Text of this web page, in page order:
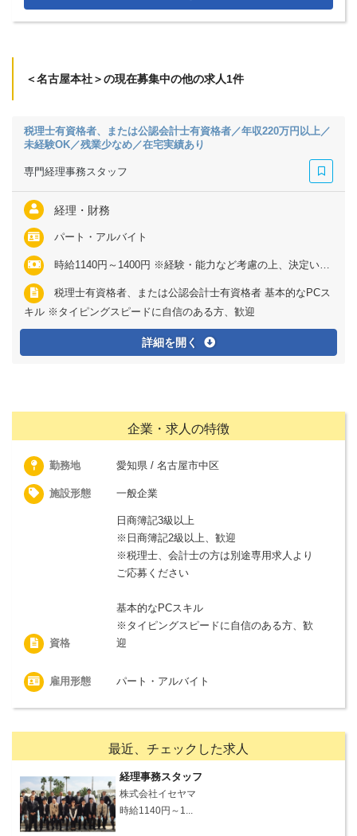
＜名古屋本社＞の現在募集中の他の求人1件
税理士有資格者、または公認会計士有資格者／年収220万円以上／
未経験OK／残業少なめ／在宅実績あり
専門経理事務スタッフ
経理・財務
パート・アルバイト
時給1140円～1400円 ※経験・能力など考慮の上、決定いたします ※残業代は全額支給
税理士有資格者、または公認会計士有資格者 基本的なPCス
キル ※タイピングスピードに自信のある方、歓迎
詳細を開く
企業・求人の特徴
勤務地 愛知県 / 名古屋市中区
施設形態 一般企業
資格
日商簿記3級以上
※日商簿記2級以上、歓迎
※税理士、会計士の方は別途専用求人より
ご応募ください
基本的なPCスキル
※タイピングスピードに自信のある方、歓
迎
雇用形態 パート・アルバイト
最近、チェックした求人
経理事務スタッフ
株式会社イセヤマ
時給1140円～1...